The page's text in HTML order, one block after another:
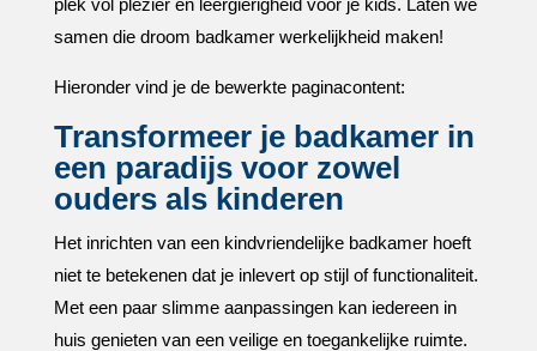
plek vol plezier en leergierigheid voor je kids.​ Laten we
samen die droom badkamer werkelijkheid maken!
Hieronder vind je de bewerkte paginacontent:
Transformeer je badkamer in
een paradijs voor zowel
ouders als kinderen
Het inrichten van een kindvriendelijke badkamer hoeft
niet te betekenen dat je inlevert op stijl of functionaliteit.​
Met een paar slimme aanpassingen kan iedereen in
huis genieten van een veilige en toegankelijke ruimte.​